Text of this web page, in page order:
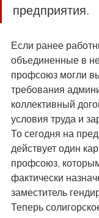
предприятия.
Если ранее
объединенные в
профсоюз могли
требования
коллективный
условия труда и
То сегодня на
действует один
профсоюз,
фактически
заместитель
Теперь